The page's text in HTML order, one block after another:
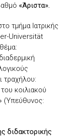
«Άριστα».
τμήμα Ιατρικής
Universität
τραχήλου:
κοιλιακού
(Υπεύθυνος:
διδακτορικής